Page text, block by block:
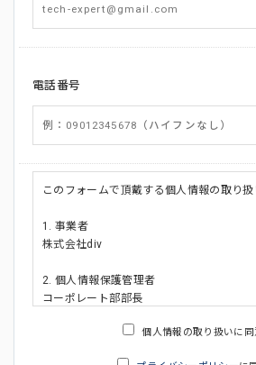
電話番号
このフォームで頂戴する個人情報の取り
1. 事業者
株式会社div
2. 個人情報保護管理者
コーポレート部部長
個人情報の取り扱いに同